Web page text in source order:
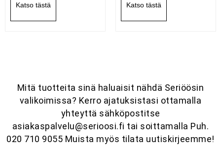
Katso tästä Katso tästä
Mitä tuotteita sinä haluaisit nähdä Seriöösin
valikoimissa? Kerro ajatuksistasi ottamalla
yhteyttä sähköpostitse
asiakaspalvelu@serioosi.fi tai soittamalla Puh.
020 710 9055 Muista myös tilata uutiskirjeemme!